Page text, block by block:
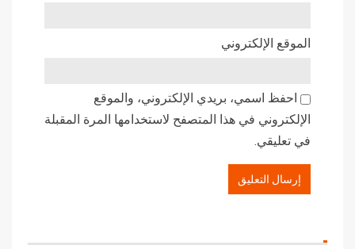
الموقع الإلكتروني
احفظ اسمي، بريدي الإلكتروني، والموقع
الإلكتروني في هذا المتصفح لاستخدامها المرة المقبلة
في تعليقي.